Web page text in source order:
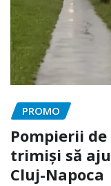
PROMO
Pompierii
trimiși să
Cluj-Napoca